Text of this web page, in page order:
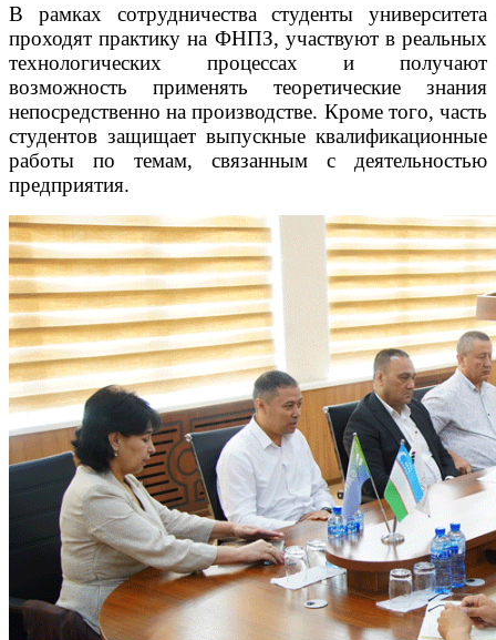
В рамках сотрудничества студенты университета
проходят практику на ФНПЗ, участвуют в реальных
технологических процессах и получают
возможность применять теоретические знания
непосредственно на производстве. Кроме того, часть
студентов защищает выпускные квалификационные
работы по темам, связанным с деятельностью
предприятия.